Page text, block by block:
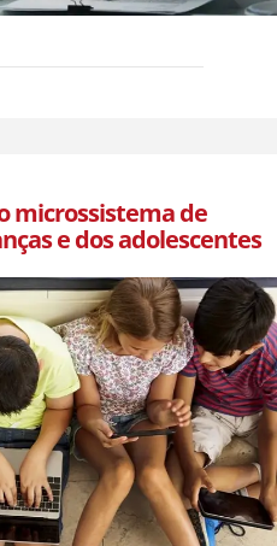
microssistema de
e dos adolescentes